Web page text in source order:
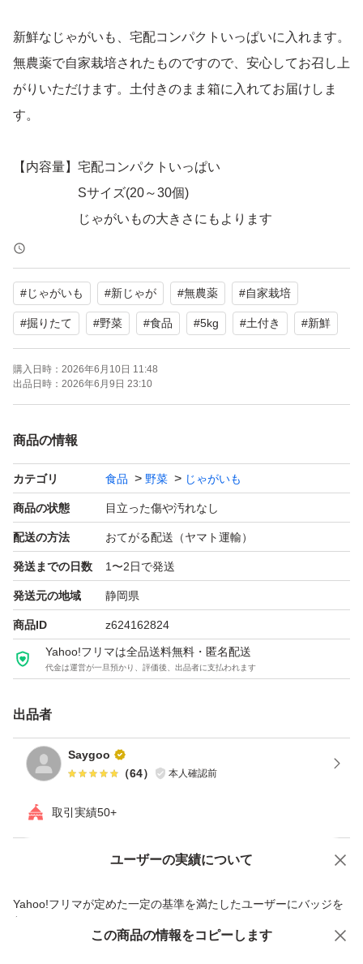
新鮮なじゃがいも、宅配コンパクトいっぱいに入れます。
無農薬で自家栽培されたものですので、安心してお召し上
がりいただけます。土付きのまま箱に入れてお届けしま
す。
【内容量】宅配コンパクトいっぱい
Sサイズ(20～30個)
じゃがいもの大きさにもよります
【商品の状態】目立った傷や汚れなし
【その他】無農薬、自家栽培
よろしくお願いいたします。
#じゃがいも #新じゃが #無農薬 #自家栽培
#掘りたて #野菜 #食品 #5kg #土付き #新鮮
購入日時： 2026年6月10日 11:48
出品日時： 2026年6月9日 23:10
商品の情報
カテゴリ 食品 野菜 じゃがいも
商品の状態 目立った傷や汚れなし
配送の方法 おてがる配送（ヤマト運輸）
発送までの日数 1〜2日で発送
発送元の地域 静岡県
商品ID z624162824
Yahoo!フリマは全品送料無料・匿名配送
代金は運営が一旦預かり、評価後、出品者に支払われます
出品者
Saygoo
（64） 本人確認前
取引実績50+
ユーザーの実績について
Yahoo!フリマが定めた一定の基準を満たしたユーザーにバッジを
付与しています
価格の相談 商品への質問
この商品の情報をコピーします
この商品をみている人にオススメ